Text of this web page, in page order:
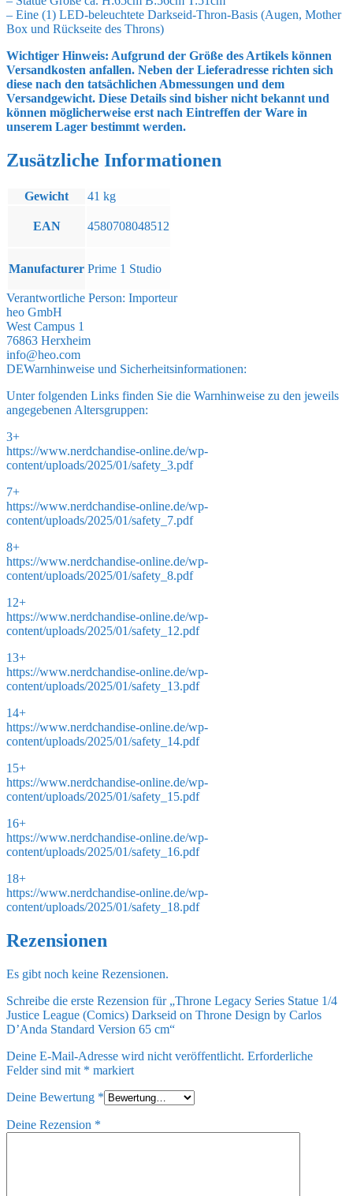
– Eine (1) LED-beleuchtete Darkseid-Thron-Basis (Augen, Mother
Box und Rückseite des Throns)
Wichtiger Hinweis: Aufgrund der Größe des Artikels können
Versandkosten anfallen. Neben der Lieferadresse richten sich
diese nach den tatsächlichen Abmessungen und dem
Versandgewicht. Diese Details sind bisher nicht bekannt und
können möglicherweise erst nach Eintreffen der Ware in
unserem Lager bestimmt werden.
Zusätzliche Informationen
Gewicht 41 kg
EAN 4580708048512
Manufacturer Prime 1 Studio
Verantwortliche Person: Importeur
heo GmbH
West Campus 1
76863 Herxheim
info@heo.com
DEWarnhinweise und Sicherheitsinformationen:
Unter folgenden Links finden Sie die Warnhinweise zu den jeweils
angegebenen Altersgruppen:
3+
https://www.nerdchandise-online.de/wp-
content/uploads/2025/01/safety_3.pdf
7+
https://www.nerdchandise-online.de/wp-
content/uploads/2025/01/safety_7.pdf
8+
https://www.nerdchandise-online.de/wp-
content/uploads/2025/01/safety_8.pdf
12+
https://www.nerdchandise-online.de/wp-
content/uploads/2025/01/safety_12.pdf
13+
https://www.nerdchandise-online.de/wp-
content/uploads/2025/01/safety_13.pdf
14+
https://www.nerdchandise-online.de/wp-
content/uploads/2025/01/safety_14.pdf
15+
https://www.nerdchandise-online.de/wp-
content/uploads/2025/01/safety_15.pdf
16+
https://www.nerdchandise-online.de/wp-
content/uploads/2025/01/safety_16.pdf
18+
https://www.nerdchandise-online.de/wp-
content/uploads/2025/01/safety_18.pdf
Rezensionen
Es gibt noch keine Rezensionen.
Schreibe die erste Rezension für „Throne Legacy Series Statue 1/4
Justice League (Comics) Darkseid on Throne Design by Carlos
D’Anda Standard Version 65 cm“
Deine E-Mail-Adresse wird nicht veröffentlicht. Erforderliche
Felder sind mit * markiert
Deine Bewertung *
Deine Rezension *